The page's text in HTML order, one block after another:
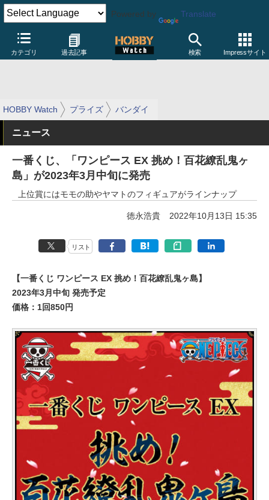
Powered by Translate
カテゴリ 過去記事 検索 Impressサイト
HOBBY Watch プライズ バンダイ
ニュース
一番くじ、「ワンピース EX 挑め！百花繚乱鬼ヶ
島」が2023年3月中旬に発売
上位賞にはモモの助やヤマトのフィギュアがラインナップ
徳永浩貴 2022年10月13日 15:35
リスト
【一番くじ ワンピース EX 挑め！百花繚乱鬼ヶ島】
2023年3月中旬 発売予定
価格：1回850円